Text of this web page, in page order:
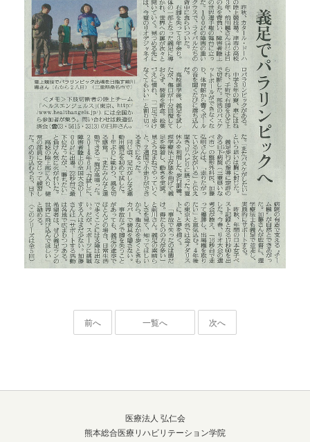
前へ 一覧へ 次へ
医療法人 弘仁会
熊本総合医療リハビリテーション学院